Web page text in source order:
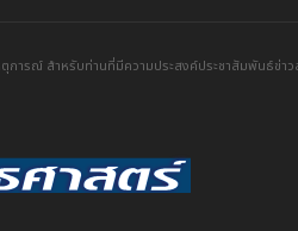
ารณ์ สำหรับท่านที่มีความประสงค์ประชาสัมพันธ์ข่าว